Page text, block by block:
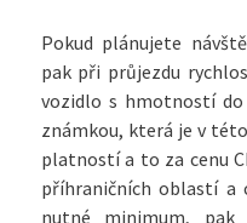
Pokud plánujete
pak při průjezdu
vozidlo s hmotností
známkou, která je v
platností a to za cenu
příhraničních oblastí a
nutné minimum, pak